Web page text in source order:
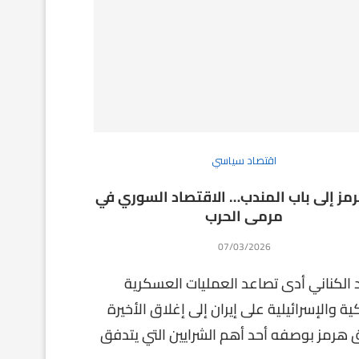
اقتصاد سياسي
إلى باب المندب… الاقتصاد السوري في
مرمى الحرب
07/03/2026
الكناني أدى تصاعد العمليات العسكرية
والإسرائيلية على إيران إلى إغلاق الأخيرة
بوصفه أحد أهم الشرايين التي يتدفق